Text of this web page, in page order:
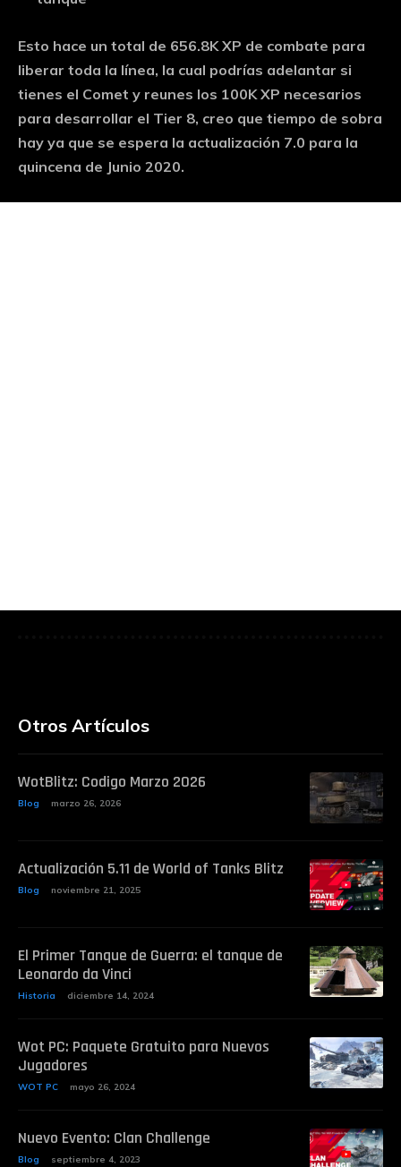
Esto hace un total de 656.8K XP de combate para
liberar toda la línea, la cual podrías adelantar si
tienes el Comet y reunes los 100K XP necesarios
para desarrollar el Tier 8, creo que tiempo de sobra
hay ya que se espera la actualización 7.0 para la
quincena de Junio 2020.
Otros Artículos
WotBlitz: Codigo Marzo 2026
Blog marzo 26, 2026
Actualización 5.11 de World of Tanks Blitz
Blog noviembre 21, 2025
El Primer Tanque de Guerra: el tanque de
Leonardo da Vinci
Historia diciembre 14, 2024
Wot PC: Paquete Gratuito para Nuevos
Jugadores
WOT PC mayo 26, 2024
Nuevo Evento: Clan Challenge
Blog septiembre 4, 2023